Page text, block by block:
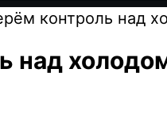
контроль над
над